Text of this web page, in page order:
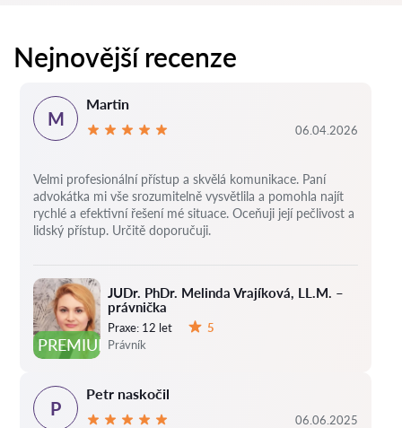
Nejnovější recenze
PREMIUM
JUDr. PhDr. Melinda Vrajíková, LL.M. –
právnička
Praxe: 12 let
5
Právník
M
Martin
06.04.2026
Velmi profesionální přístup a skvělá komunikace. Paní
advokátka mi vše srozumitelně vysvětlila a pomohla najít
rychlé a efektivní řešení mé situace. Oceňuji její pečlivost a
lidský přístup. Určitě doporučuji.
P
Petr naskočil
06.06.2025